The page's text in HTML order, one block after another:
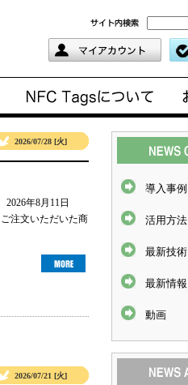
2026/07/28 [火]
年8月11日
注文いただいた商
2026/07/21 [火]
導入事例
活用方法
最新技術
最新情報
動画